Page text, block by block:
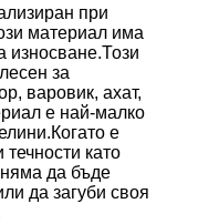
при
материал има
износване.Този
за
варовик, ахат,
е най-малко
е
като
да бъде
да загуби своя